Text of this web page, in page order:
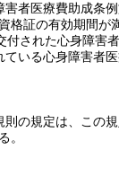
者医療費助成条例
証の有効期間
付された心身障害
いる心身障害者
の規定は、この
。